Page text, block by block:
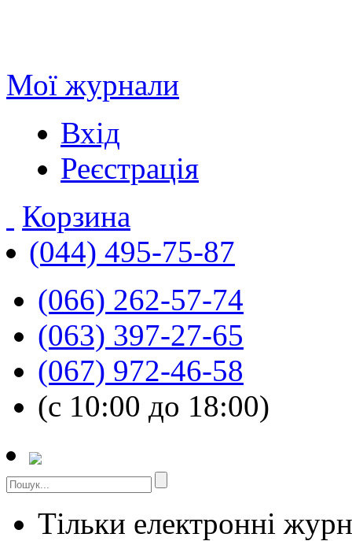
Мої журнали
Вхід
Реєстрація
Корзина
(044) 495-75-87
(066) 262-57-74
(063) 397-27-65
(067) 972-46-58
(с 10:00 до 18:00)
Тільки електронні